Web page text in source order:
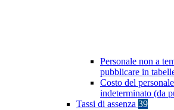
Personale non a
pubblicare in
Costo del
indeterminato (da
Tassi di assenza 39